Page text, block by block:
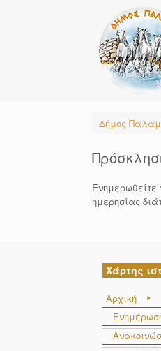
Δήμος
Ενημερωθείτε
ημερησίας
Χάρτης
Αρχική